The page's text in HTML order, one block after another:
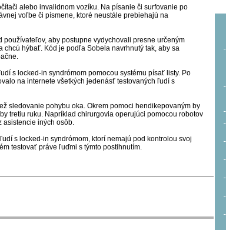
alebo invalidnom vozíku. Na písanie či surfovanie po
voľbe či písmene, ktoré neustále prebiehajú na
aby postupne vydychovali presne určeným
chcú hýbať. Kód je podľa Sobela navrhnutý tak, aby sa
s locked-in syndrómom pomocou systému písať listy. Po
na internete všetkých jedenásť testovaných ľudí s
sledovanie pohybu oka. Okrem pomoci hendikepovaným by
tretiu ruku. Napríklad chirurgovia operujúci pomocou robotov
asistencie iných osôb.
s locked-in syndrómom, ktorí nemajú pod kontrolou svoj
testovať práve ľuďmi s týmto postihnutím.